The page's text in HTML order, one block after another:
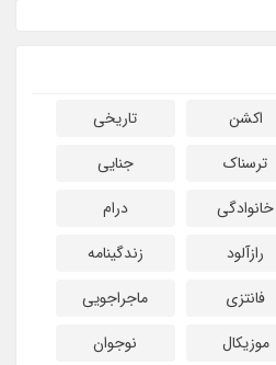
اکشن
تاریخی
ترسناک
جنایی
خانوادگی
درام
رازآلود
زندگینامه
فانتزی
ماجراجویی
موزیکال
نوجوان